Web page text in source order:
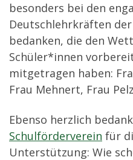
besonders bei den
Deutschlehrkräften der
bedanken, die den
Schüler*innen
mitgetragen haben:
Frau Mehnert, Frau
Ebenso herzlich
Schulförderverein für
Unterstützung: Wie